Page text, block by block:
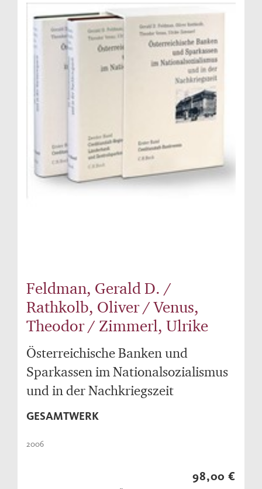
Feldman, Gerald D. /
Rathkolb, Oliver / Venus,
Theodor / Zimmerl, Ulrike
Österreichische Banken und
Sparkassen im Nationalsozialismus
und in der Nachkriegszeit
GESAMTWERK
2006
98,00 €